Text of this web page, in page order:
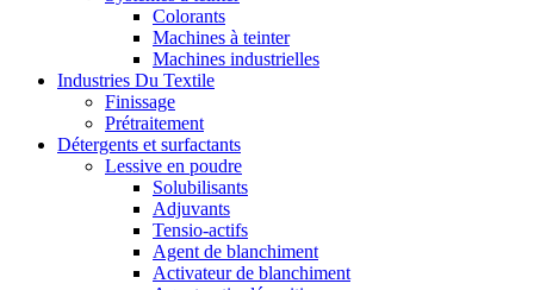
Colorants
Machines à teinter
Machines industrielles
Industries Du Textile
Finissage
Prétraitement
Détergents et surfactants
Lessive en poudre
Solubilisants
Adjuvants
Tensio-actifs
Agent de blanchiment
Activateur de blanchiment